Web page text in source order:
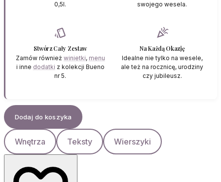
0,5l.
swojego wesela.
style
Stwórz Cały Zestaw
Zamów również winietki, menu
i inne dodatki z kolekcji Bueno
nr 5.
celebration
Na Każdą Okazję
Idealne nie tylko na wesele,
ale też na rocznicę, urodziny
czy jubileusz.
Dodaj do koszyka
Wnętrza Teksty Wierszyki